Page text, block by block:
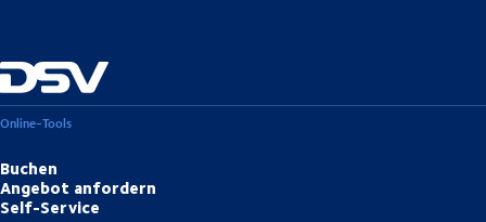
Online-Tools
Buchen
Angebot anfordern
Self-Service